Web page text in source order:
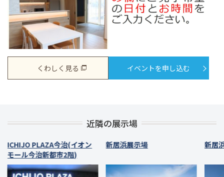
くわしく見る イベントを申し込む
近隣の展示場
ICHIJO PLAZA今治(イオン
モール今治新都市2階)
新居浜展示場 新居